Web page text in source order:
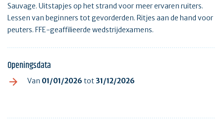
Sauvage. Uitstapjes op het strand voor meer ervaren ruiters.
Lessen van beginners tot gevorderden. Ritjes aan de hand voor
peuters. FFE-geaffilieerde wedstrijdexamens.
Openingsdata
Van 01/01/2026 tot31/12/2026